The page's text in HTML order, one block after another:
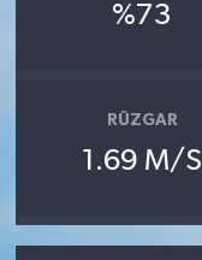
%73
RÜZGAR
1.69 M/S